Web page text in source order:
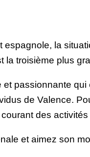
espagnole, la
la troisième plus
passionnante
de Valence.
des
et aimez son